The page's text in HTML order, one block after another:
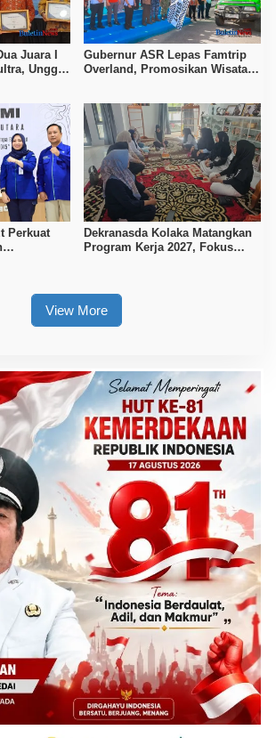
Juara I
Unggul
Gubernur ASR Lepas Famtrip
Overland, Promosikan Wisata
Perkuat
Dekranasda Kolaka Matangkan
Program Kerja 2027, Fokus
View More